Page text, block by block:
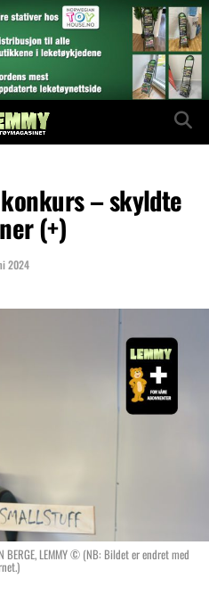
– skyldte
(+)
2024
BERGE, LEMMY © (NB: Bildet er endret med